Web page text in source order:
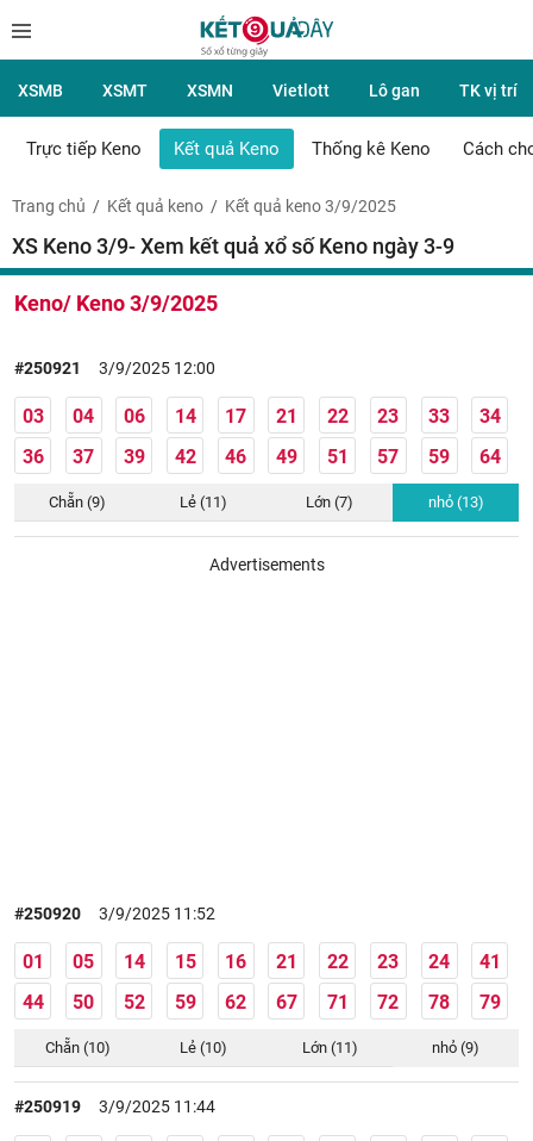
XSMB XSMT XSMN Vietlott Lô gan TK vị trí
Trực tiếp Keno Kết quả Keno Thống kê Keno Cách
Trang chủ Kết quả keno Kết quả keno 3/9/2025
XS Keno 3/9- Xem kết quả xổ số Keno ngày 3-9
Keno/ Keno 3/9/2025
#250921 3/9/2025 12:00
03 04 06 14 17 21 22 23 33
34
36
37 39 42 46 49 51 57 59 64
Chẵn (9) Lẻ (11) Lớn (7) nhỏ (13)
Advertisements
#250920 3/9/2025 11:52
01 05 14 15 16 21 22 23 24
41
44
50 52 59 62 67 71 72 78 79
Chẵn (10) Lẻ (10) Lớn (11) nhỏ (9)
#250919 3/9/2025 11:44